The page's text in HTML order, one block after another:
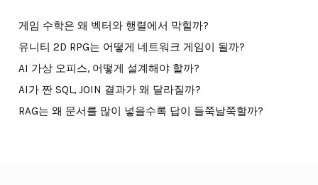
게임 수학은 왜 벡터와 행렬에서 막힐까?
유니티 2D RPG는 어떻게 네트워크 게임이 될까?
AI 가상 오피스, 어떻게 설계해야 할까?
AI가 짠 SQL, JOIN 결과가 왜 달라질까?
RAG는 왜 문서를 많이 넣을수록 답이 들쭉날쭉할까?